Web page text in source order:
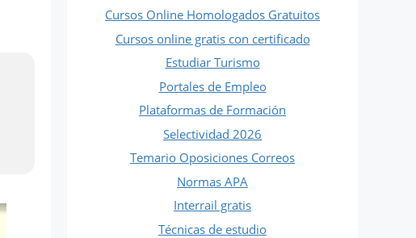
Cursos Online Homologados Gratuitos
Cursos online gratis con certificado
Estudiar Turismo
Portales de Empleo
Plataformas de Formación
Selectividad 2026
Temario Oposiciones Correos
Normas APA
Interrail gratis
Técnicas de estudio